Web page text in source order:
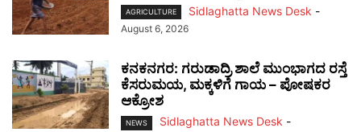
AGRICULTURE Sidlaghatta News Desk -
August 6, 2026
ಕನಕನಗರ: ಗರುಡಾದ್ರಿ ಶಾಲೆ ಮುಂಭಾಗದ ರಸ್ತೆ
ಕೆಸರುಮಯ, ಮಕ್ಕಳಿಗೆ ಗಾಯ – ಪೋಷಕರ
ಆಕ್ರೋಶ
NEWS Sidlaghatta News Desk -